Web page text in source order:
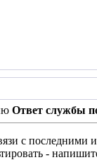
Ответ службы
с последними
-